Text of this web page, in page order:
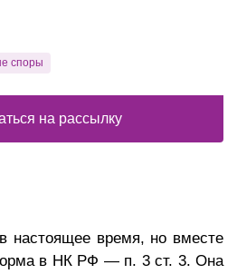
настоящее время, но вместе
в НК РФ — п. 3 ст. 3. Она
споры
на рассылку